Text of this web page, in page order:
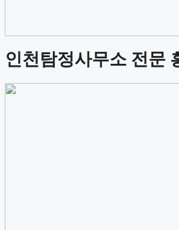
인천탐정사무소 전문